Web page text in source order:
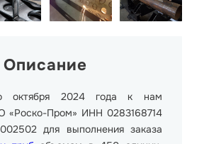
Описание
октября 2024 года к нам
«Роско-Пром» ИНН 0283168714
для выполнения заказа